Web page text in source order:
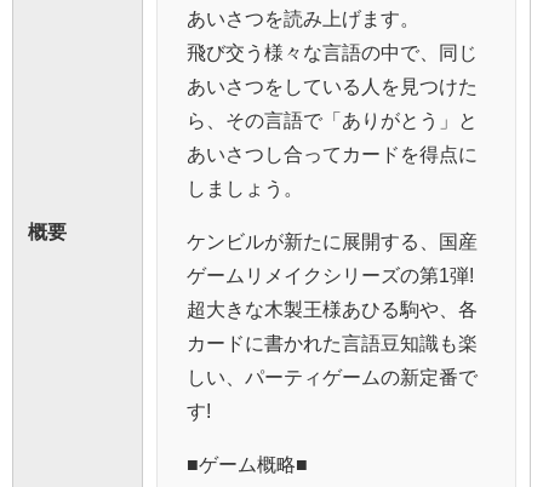
概要
あいさつを読み上げます。
飛び交う様々な言語の中で、同じ
あいさつをしている人を見つけた
ら、その言語で「ありがとう」と
あいさつし合ってカードを得点に
しましょう。
ケンビルが新たに展開する、国産
ゲームリメイクシリーズの第1弾!
超大きな木製王様あひる駒や、各
カードに書かれた言語豆知識も楽
しい、パーティゲームの新定番で
す!
■ゲーム概略■